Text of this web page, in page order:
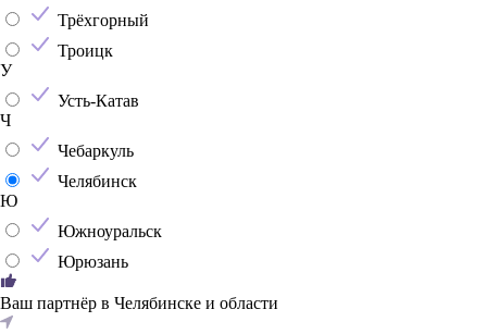
Трёхгорный
Троицк
У
Усть-Катав
Ч
Чебаркуль
Челябинск
Ю
Южноуральск
Юрюзань
Ваш партнёр в Челябинске и области